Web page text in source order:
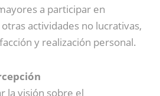
a participar en
actividades no lucrativas,
y realización personal.
la visión sobre el